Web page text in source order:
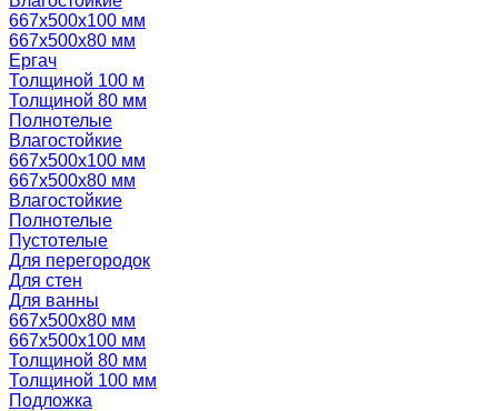
667х500х100 мм
667х500х80 мм
Ергач
Толщиной 100 м
Толщиной 80 мм
Полнотелые
Влагостойкие
667х500х100 мм
667х500х80 мм
Влагостойкие
Полнотелые
Пустотелые
Для перегородок
Для стен
Для ванны
667х500х80 мм
667х500х100 мм
Толщиной 80 мм
Толщиной 100 мм
Подложка